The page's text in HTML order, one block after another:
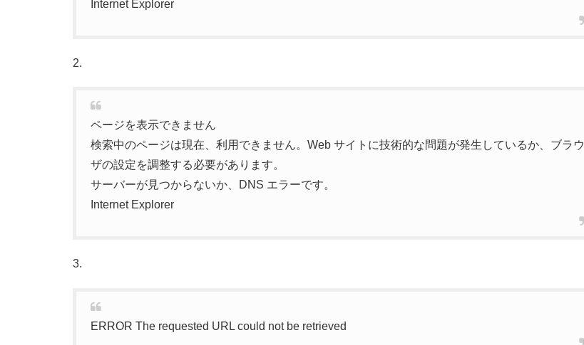
Internet Explorer
2.
ページを表示できません
検索中のページは現在、利用できません。Web サイトに技術的な問題が発生しているか、ブラウ
ザの設定を調整する必要があります。
サーバーが見つからないか、DNS エラーです。
Internet Explorer
3.
ERROR The requested URL could not be retrieved